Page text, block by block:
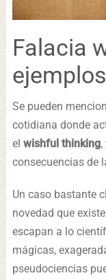
Falacia
ejemplos
Se pueden
cotidiana donde
el wishful thinking,
consecuencias de
Un caso bastante
novedad que
escapan a lo
mágicas,
pseudociencias